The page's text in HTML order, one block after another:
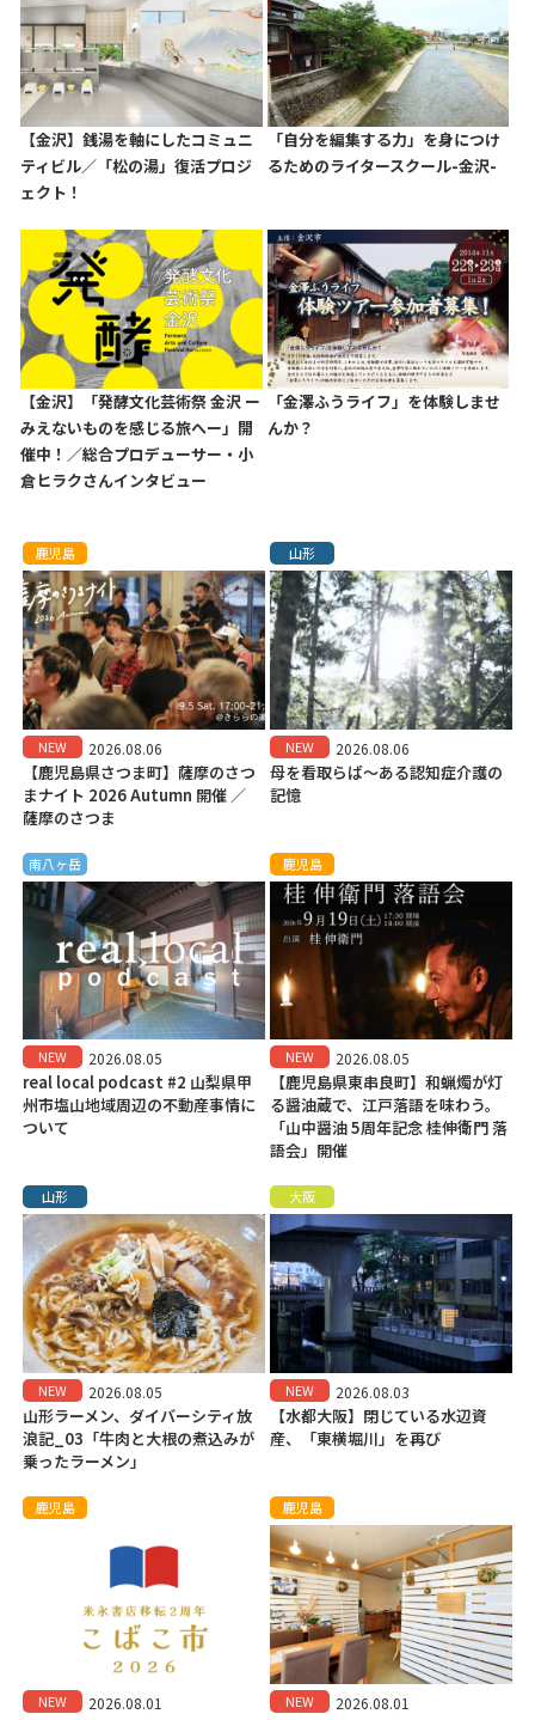
【金沢】銭湯を軸にしたコミュニ
ティビル／「松の湯」復活プロジ
ェクト！
「自分を編集する力」を身につけ
るためのライタースクール-金沢-
【金沢】「発酵文化芸術祭 金沢 ー
みえないものを感じる旅へー」開
催中！／総合プロデューサー・小
倉ヒラクさんインタビュー
「金澤ふうライフ」を体験しませ
んか？
鹿児島
NEW 2026.08.06
【鹿児島県さつま町】薩摩のさつ
まナイト 2026 Autumn 開催 ／
薩摩のさつま
山形
NEW 2026.08.06
母を看取らば～ある認知症介護の
記憶
南八ヶ岳
NEW 2026.08.05
real local podcast #2 山梨県甲
州市塩山地域周辺の不動産事情に
ついて
鹿児島
NEW 2026.08.05
【鹿児島県東串良町】和蝋燭が灯
る醤油蔵で、江戸落語を味わう。
「山中醤油 5周年記念 桂伸衛門 落
語会」開催
山形
NEW 2026.08.05
山形ラーメン、ダイバーシティ放
浪記_03「牛肉と大根の煮込みが
乗ったラーメン」
大阪
NEW 2026.08.03
【水都大阪】閉じている水辺資
産、「東横堀川」を再び
鹿児島
NEW 2026.08.01
鹿児島
NEW 2026.08.01